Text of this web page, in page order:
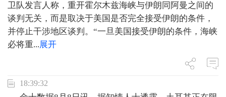
卫队发言人称，重开霍尔木兹海峡与伊朗同阿曼之间的
谈判无关，而是取决于美国是否完全接受伊朗的条件，
并停止干涉地区谈判。“一旦美国接受伊朗的条件，海峡
必将重...展开
18:39:32